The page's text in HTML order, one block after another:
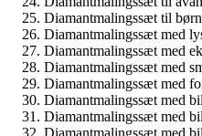
Diamantmalingssæt til børn
Diamantmalingssæt med
Diamantmalingssæt med
Diamantmalingssæt med
Diamantmalingssæt med
Diamantmalingssæt med
Diamantmalingssæt med
Diamantmalingssæt med